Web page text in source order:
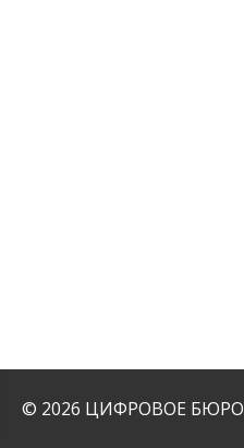
© 2026 ЦИФРОВОЕ БЮРО